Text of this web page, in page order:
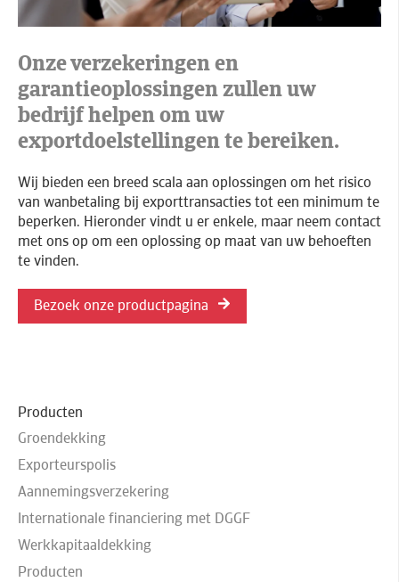
Onze verzekeringen en
garantieoplossingen zullen uw
bedrijf helpen om uw
exportdoelstellingen te bereiken.
Wij bieden een breed scala aan oplossingen om het risico
van wanbetaling bij exporttransacties tot een minimum te
beperken. Hieronder vindt u er enkele, maar neem contact
met ons op om een oplossing op maat van uw behoeften
te vinden.
Bezoek onze productpagina
Producten
Groendekking
Exporteurspolis
Aannemingsverzekering
Internationale financiering met DGGF
Werkkapitaaldekking
Producten